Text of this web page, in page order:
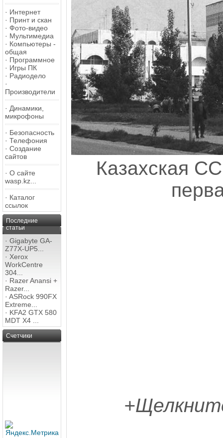
· Интернет
· Принт и скан
· Фото-видео
· Мультимедиа
· Компьютеры -
общая
· Программное
· Игры ПК
· Радиодело
·
Производители
· Динамики,
микрофоны
· Безопасность
· Телефония
· Создание
сайтов
· О сайте
wasp.kz...
· Каталог
ссылок
Последние
статьи
· Gigabyte GA-
Z77X-UP5...
· Xerox
WorkCentre
304...
· Razer Anansi +
Razer...
· ASRock 990FX
Extreme...
· KFA2 GTX 580
MDT X4 ...
Счетчики
Казахская